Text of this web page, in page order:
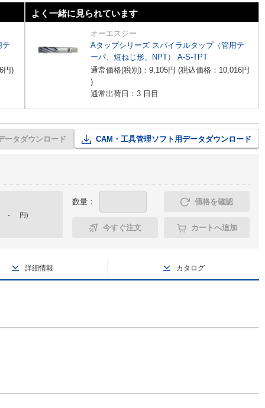
テ
円)
よく一緒に見られています
オーエスジー
Aタップシリーズ スパイラルタップ（管用テ
ーパ、短ねじ形、NPT） A-S-TPT
通常価格(税別)： 9,105円 (税込価格： 10,016円
)
通常出荷日：3 日目
ータダウンロード CAM・工具管理ソフト用データダウンロード
- 円)
数量： 価格を確認
今すぐ注文 カートへ追加
詳細情報 カタログ